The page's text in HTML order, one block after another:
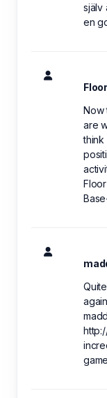
själv
en
Now
are
think
again